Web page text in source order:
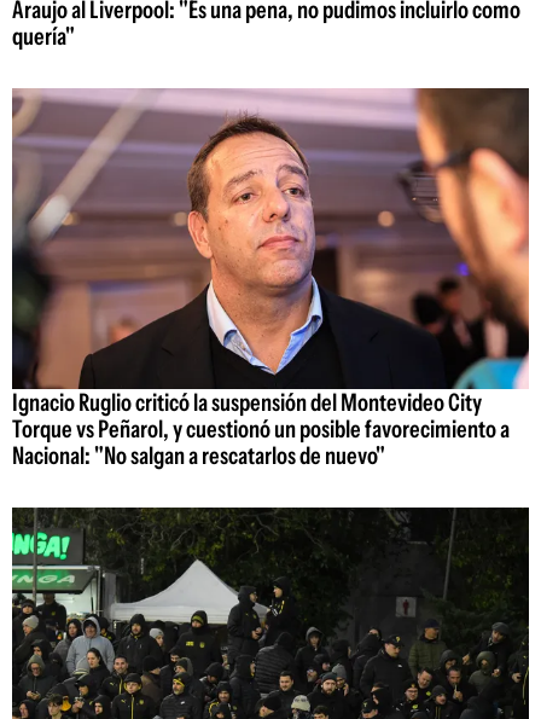
Araujo al Liverpool: "Es una pena, no pudimos incluirlo como
quería"
Ignacio Ruglio criticó la suspensión del Montevideo City
Torque vs Peñarol, y cuestionó un posible favorecimiento a
Nacional: "No salgan a rescatarlos de nuevo"